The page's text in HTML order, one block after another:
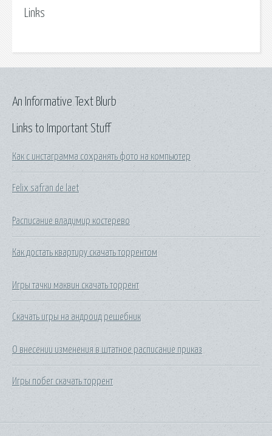
Links
Links to Important Stuff
Как с инстаграмма сохранять фото на компьютер
Felix safran de laet
Расписание владимир костерево
Как достать квартиру скачать торрентом
Игры тачки маквин скачать торрент
Скачать игры на андроид решебник
О внесении изменения в штатное расписание приказ
Игры побег скачать торрент
An Informative Text Blurb